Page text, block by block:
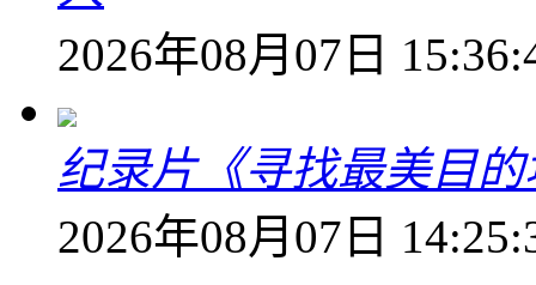
2026年08月07日
纪录片《寻找最美目
2026年08月07日